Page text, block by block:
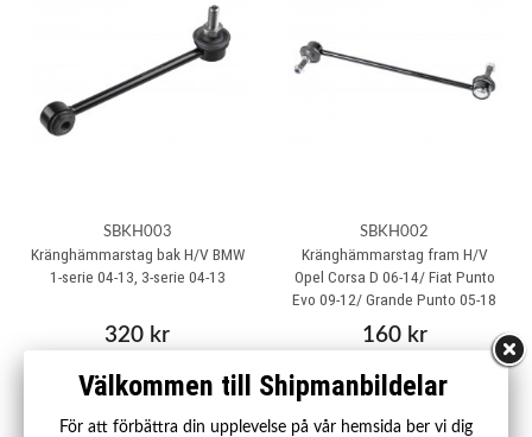
SBKH003
Kränghämmarstag bak H/V BMW
1-serie 04-13, 3-serie 04-13
320 kr
Köp
SBKH002
Kränghämmarstag fram H/V
Opel Corsa D 06-14/ Fiat Punto
Evo 09-12/ Grande Punto 05-18
160 kr
Köp
Välkommen till Shipmanbildelar
För att förbättra din upplevelse på vår hemsida ber vi dig